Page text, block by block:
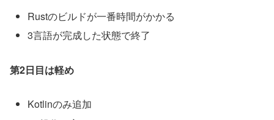
Rustのビルドが一番時間がかかる
3言語が完成した状態で終了
第2日目は軽め
Kotlinのみ追加